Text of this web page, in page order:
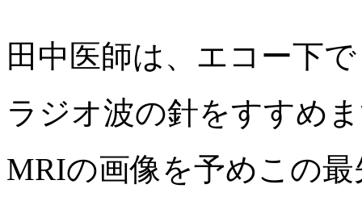
田中医師は、エコー下で
ラジオ波の針をすすめ
MRIの画像を予めこの最